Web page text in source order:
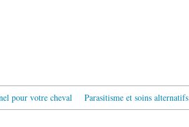
pour votre cheval Parasitisme et soins alternatifs